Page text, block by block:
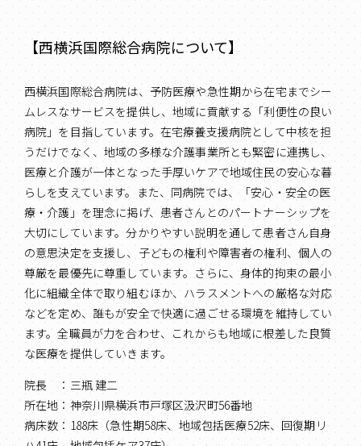
【西横浜国際総合病院について】
西横浜国際総合病院は、予防医療や急性期から在宅までシー
ムレスなサービスを提供し、地域に貢献する「利便性の良い
病院」を目指しています。在宅療養支援病院として中核を担
うだけでなく、地域の多様な介護事業所とも緊密に連携し、
医療と介護が一体となった手厚いケアで地域住民の安心な暮
らしを支えています。また、同病院では、「安心・安全の医
療・介護」を理念に掲げ、患者さんとのパートナーシップを
大切にしています。分かりやすい説明を通して患者さん自身
の意思決定を支援し、子どもの権利や障害者の権利、個人の
尊厳を最優先に尊重しています。さらに、身体的拘束の最小
化に組織全体で取り組むほか、ハラスメントへの厳格な対応
などを定め、誰もが安全で快適に過ごせる環境を維持してい
ます。全職員が力を合わせ、これからも地域に根差した良質
な医療を提供していきます。
院長 ：三瓶 建二
所在地：神奈川県横浜市戸塚区汲沢町56番地
病床数：188床（急性期58床、地域包括医療52床、回復期リ